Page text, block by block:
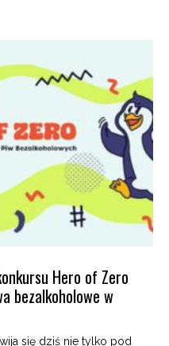
Hero of Zero
bezalkoholowe w
się dziś nie tylko pod